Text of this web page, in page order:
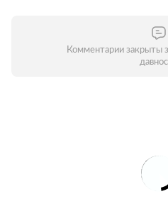
Комментарии закрыты